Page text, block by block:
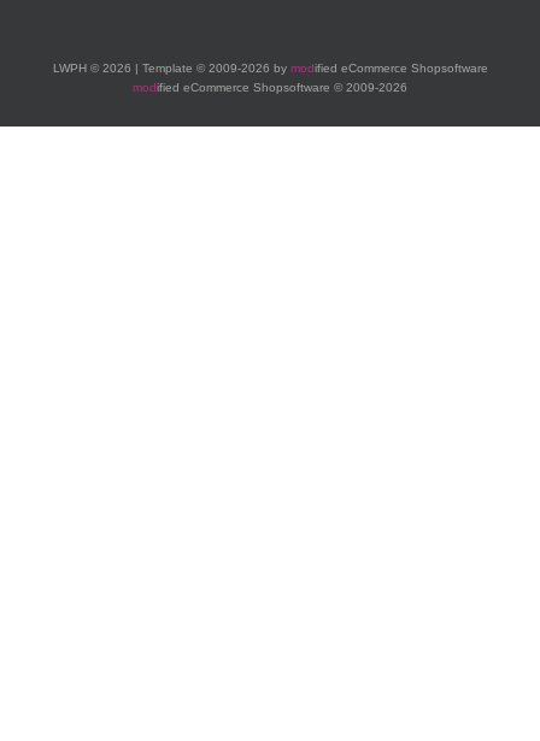
LWPH © 2026 | Template © 2009-2026 by modified eCommerce Shopsoftware
modified eCommerce Shopsoftware © 2009-2026